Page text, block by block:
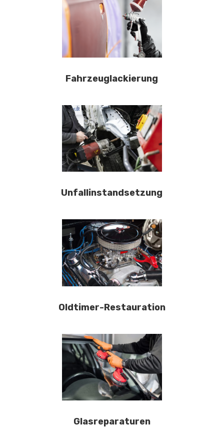
Fahrzeuglackierung
Unfallinstandsetzung
Oldtimer-Restauration
Glasreparaturen